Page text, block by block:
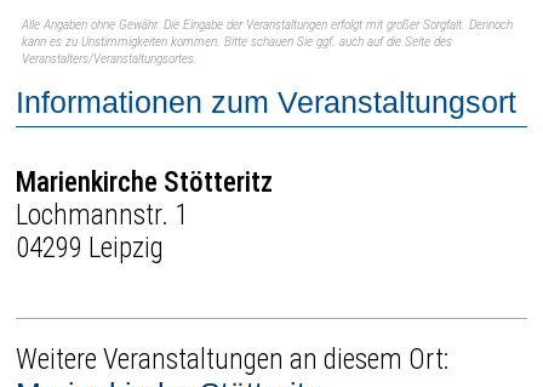
Alle Angaben ohne Gewähr. Die Eingabe der Veranstaltungen erfolgt mit großer Sorgfalt. Dennoch
kann es zu Unstimmigkeiten kommen. Bitte schauen Sie ggf. auch auf die Seite des
Veranstalters/Veranstaltungsortes.
Informationen zum Veranstaltungsort
Marienkirche Stötteritz
Lochmannstr. 1
04299 Leipzig
Weitere Veranstaltungen an diesem Ort: